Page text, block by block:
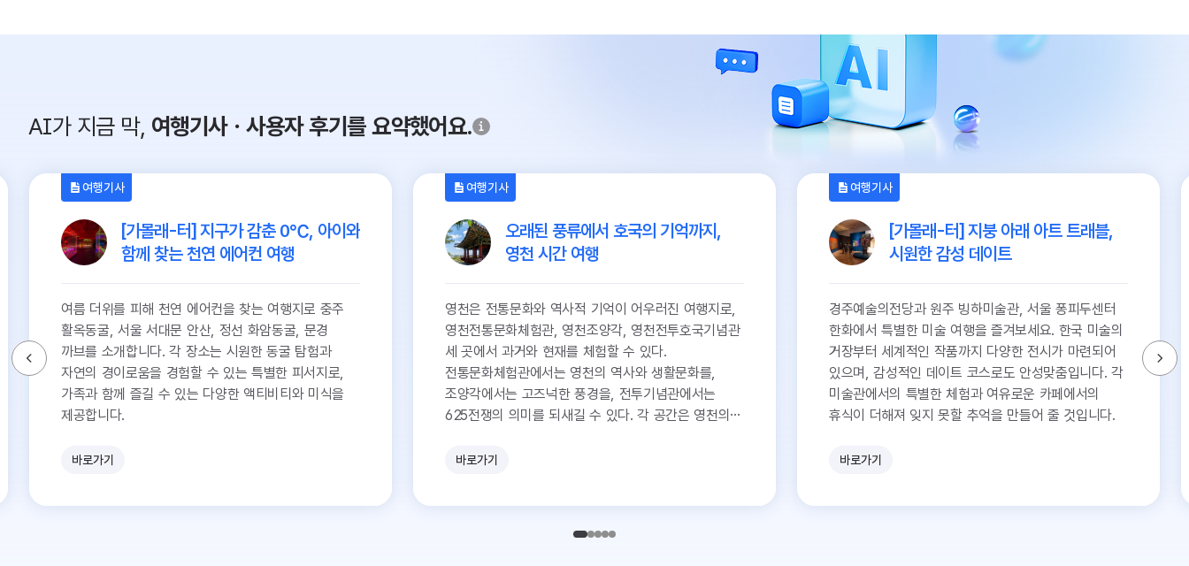
AI가 지금 막, 여행기사ㆍ사용자 후기를 요약했어요.
여행기사
[가볼래-터] 지구가 감춘 0℃, 아이와
함께 찾는 천연 에어컨 여행
여름 더위를 피해 천연 에어컨을 찾는 여행지로 충주
활옥동굴, 서울 서대문 안산, 정선 화암동굴, 문경
까브를 소개합니다. 각 장소는 시원한 동굴 탐험과
자연의 경이로움을 경험할 수 있는 특별한 피서지로,
가족과 함께 즐길 수 있는 다양한 액티비티와 미식을
제공합니다.
바로가기
여행기사
오래된 풍류에서 호국의 기억까지,
영천 시간 여행
영천은 전통문화와 역사적 기억이 어우러진 여행지로,
영천전통문화체험관, 영천조양각, 영천전투호국기념관
세 곳에서 과거와 현재를 체험할 수 있다.
전통문화체험관에서는 영천의 역사와 생활문화를,
조양각에서는 고즈넉한 풍경을, 전투기념관에서는
625전쟁의 의미를 되새길 수 있다. 각 공간은 영천의
바로가기
여행기사
[가볼래-터] 지붕 아래 아트 트래블,
시원한 감성 데이트
경주예술의전당과 원주 빙하미술관, 서울 퐁피두센터
한화에서 특별한 미술 여행을 즐겨보세요. 한국 미술의
거장부터 세계적인 작품까지 다양한 전시가 마련되어
있으며, 감성적인 데이트 코스로도 안성맞춤입니다. 각
미술관에서의 특별한 체험과 여유로운 카페에서의
휴식이 더해져 잊지 못할 추억을 만들어 줄 것입니다.
바로가기
쾌